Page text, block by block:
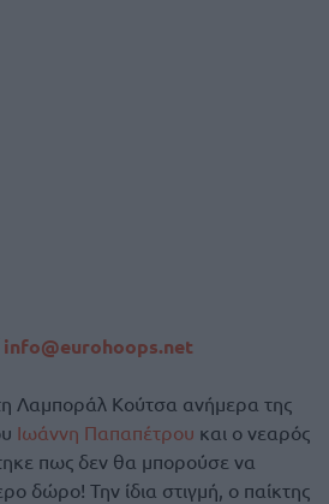
info@eurohoops.net
Λαμποράλ Κούτσα ανήμερα της
Ιωάννη Παπαπέτρου και ο νεαρός
πως δεν θα μπορούσε να
δώρο! Την ίδια στιγμή, ο παίκτης